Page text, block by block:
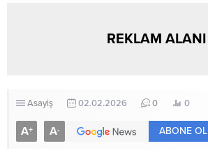
REKLAM ALANI
Asayiş 02.02.2026 0 0
A+ A- ABONE OL